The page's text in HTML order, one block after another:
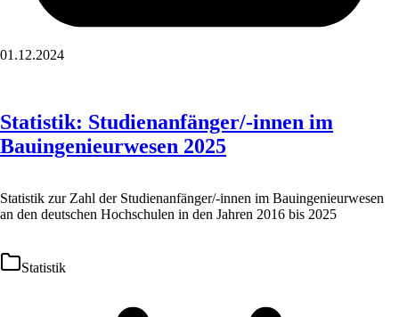
01.12.2024
Statistik: Studienanfänger/-innen im
Bauingenieurwesen 2025
Statistik zur Zahl der Studienanfänger/-innen im Bauingenieurwesen
an den deutschen Hochschulen in den Jahren 2016 bis 2025
Statistik